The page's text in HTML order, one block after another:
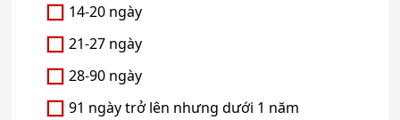
14-20 ngày
21-27 ngày
28-90 ngày
91 ngày trở lên nhưng dưới 1 năm